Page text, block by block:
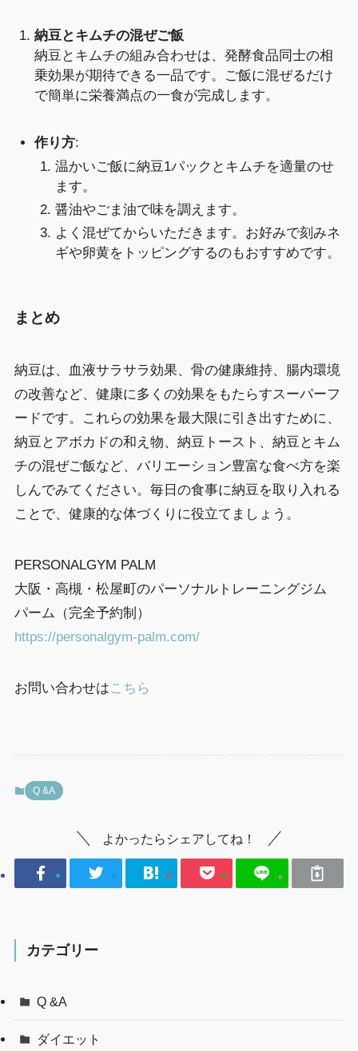
納豆とキムチの混ぜご飯
納豆とキムチの組み合わせは、発酵食品同士の相
乗効果が期待できる一品です。ご飯に混ぜるだけ
で簡単に栄養満点の一食が完成します。
作り方:
温かいご飯に納豆1パックとキムチを適量のせ
ます。
醤油やごま油で味を調えます。
よく混ぜてからいただきます。お好みで刻みネ
ギや卵黄をトッピングするのもおすすめです。
まとめ
納豆は、血液サラサラ効果、骨の健康維持、腸内環境
の改善など、健康に多くの効果をもたらすスーパーフ
ードです。これらの効果を最大限に引き出すために、
納豆とアボカドの和え物、納豆トースト、納豆とキム
チの混ぜご飯など、バリエーション豊富な食べ方を楽
しんでみてください。毎日の食事に納豆を取り入れる
ことで、健康的な体づくりに役立てましょう。
PERSONALGYM PALM
大阪・高槻・松屋町のパーソナルトレーニングジム
パーム（完全予約制）
https://personalgym-palm.com/
お問い合わせはこちら
Q &A
よかったらシェアしてね！
カテゴリー
Q &A
ダイエット